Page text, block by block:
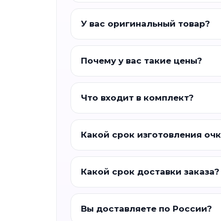
У вас оригинальный товар?
Почему у вас такие цены?
Что входит в комплект?
Какой срок изготовления
Какой срок доставки заказа?
Вы доставляете по России?